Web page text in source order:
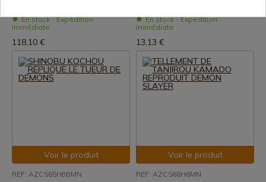
En stock - Expédition
immédiate
118,10 €
En stock - Expédition
immédiate
13,13 €
Voir le produit
REF: AZCS65H8BMN
Voir le produit
REF: AZCS66H6MN